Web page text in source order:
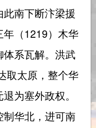
南下断汴梁援
年（1219）木华
系瓦解。洪武
取太原，整个华
为塞外政权。
华北，进可南